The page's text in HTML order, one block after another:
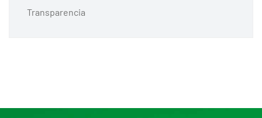
Transparencia